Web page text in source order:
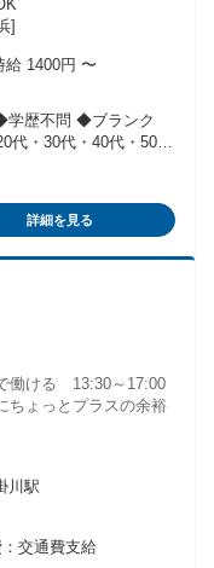
]
給 1400円 〜
学歴不問 ◆ブランク
・30代・40代・50代
仕事が決まるまでの
しかない… という方も
詳細を見る
働ける 13:30～17:00
ちょっとプラスの余裕
川駅
交通費支給